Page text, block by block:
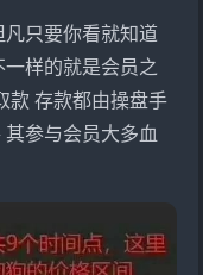
只要你看就知道
样的就是会员之
款 存款都由操盘手
参与会员大多血